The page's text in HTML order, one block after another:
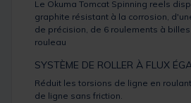
Le Okuma Tomcat Spinning reels
graphite résistant à la corrosion,
de précision, de 6 roulements à
rouleau
SYSTÈME DE ROLLER À FLUX
Réduit les torsions de ligne en
de ligne sans friction.